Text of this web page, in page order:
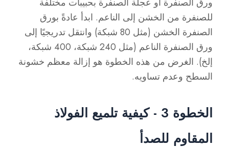
للصنفرة من الخشن إلى الناعم. ابدأ عادةً بورق
الصنفرة الخشن (مثل 80 شبكة) وانتقل تدريجيًا إلى
ورق الصنفرة الناعم (مثل 240 شبكة، 400 شبكة،
إلخ). الغرض من هذه الخطوة هو إزالة معظم خشونة
السطح وعدم تساويه.
الخطوة 3 - كيفية تلميع الفولاذ
المقاوم للصدأ